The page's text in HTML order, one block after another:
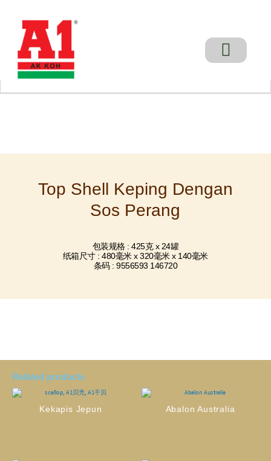
Top Shell Keping Dengan
Sos Perang
包装规格 : 425克 x 24罐
纸箱尺寸 : 480毫米 x 320毫米 x 140毫米
条码 : 9556593 146720
Related products
Kekapis Jepun Abalon Australia